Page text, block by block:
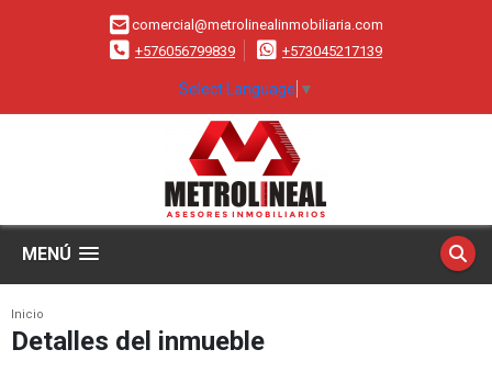
comercial@metrolinealinmobiliaria.com
+576056799839
+573045217139
Select Language ▼
MENÚ
Inicio
Detalles del inmueble